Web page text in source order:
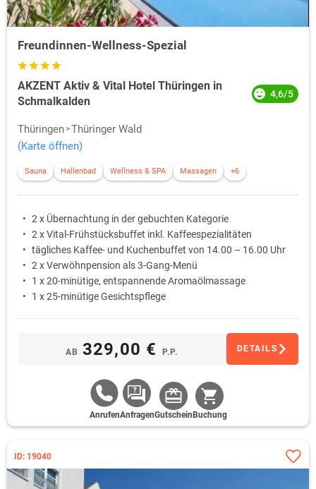
Freundinnen-Wellness-Spezial
AKZENT Aktiv & Vital Hotel Thüringen in
Schmalkalden
4,6/5
Thüringen Thüringer Wald
(Karte öffnen)
Sauna Hallenbad Wellness & SPA Massagen +6
2 x Übernachtung in der gebuchten Kategorie
2 x Vital-Frühstücksbuffet inkl. Kaffeespezialitäten
tägliches Kaffee- und Kuchenbuffet von 14.00 – 16.00 Uhr
2 x Verwöhnpension als 3-Gang-Menü
1 x 20-minütige, entspannende Aromaölmassage
1 x 25-minütige Gesichtspflege
AB 329,00 € P.P. DETAILS
AnrufenAnfragenGutschein Buchung
ID: 19040